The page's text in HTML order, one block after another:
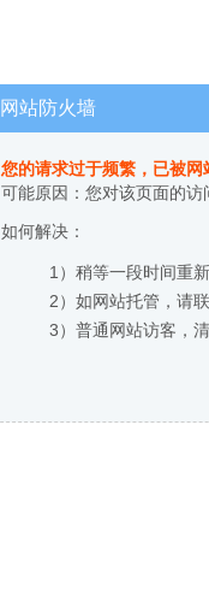
网站防火墙
您的请求过于频繁，已被网
可能原因：您对该页面的访
如何解决：
1）稍等一段时间重新
2）如网站托管，请
3）普通网站访客，